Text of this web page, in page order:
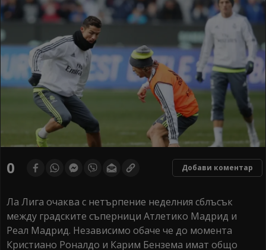
0 Добави коментар
Ла Лига очаква с нетърпение неделния сблъсък
между градските съперници Атлетико Мадрид и
Реал Мадрид. Независимо обаче че до момента
Кристиано Роналдо и Карим Бензема имат общо